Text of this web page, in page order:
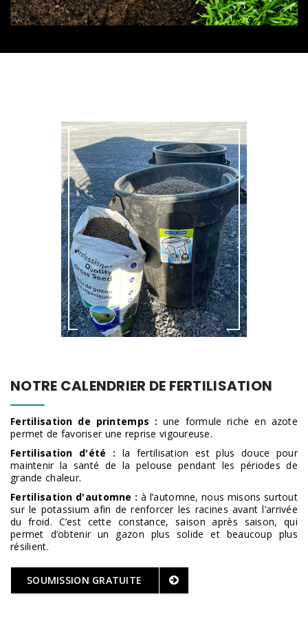
NOTRE CALENDRIER DE FERTILISATION
Fertilisation de printemps : une formule riche en azote
permet de favoriser une reprise vigoureuse.
Fertilisation d'été : la fertilisation est plus douce pour
maintenir la santé de la pelouse pendant les périodes de
grande chaleur.
Fertilisation d'automne : à l’automne, nous misons surtout
sur le potassium afin de renforcer les racines avant l’arrivée
du froid. C’est cette constance, saison après saison, qui
permet d’obtenir un gazon plus solide et beaucoup plus
résilient.
SOUMISSION GRATUITE